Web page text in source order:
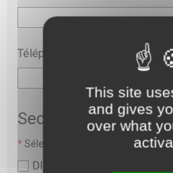
Téléphone
Secteur
* Sélectionner une valeur :
DIRECTION
This site
and gives
over what